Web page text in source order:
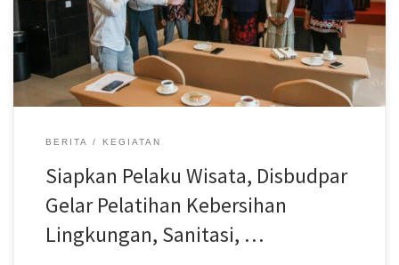
Pengelolaan Sampah di Destinasi Wisata diikuti 35 pelaku
pariwisata di Millenium Hotel, Batu Ampar dari tanggal 13-15
September 2021. Kepala Disbudpar Kota Batam, Ardiwinata,
menjelaskan pada pelatihan kedua ini 35 peserta adalah
merupakan pelaku wisata, pemilik dan pengurus destinasi wisata.
“Pelatihan ini diadakan tiga hari, mereka diberikan pengetahuan
BERITA KEGIATAN
Siapkan Pelaku Wisata, Disbudpar
Gelar Pelatihan Kebersihan
Lingkungan, Sanitasi, …